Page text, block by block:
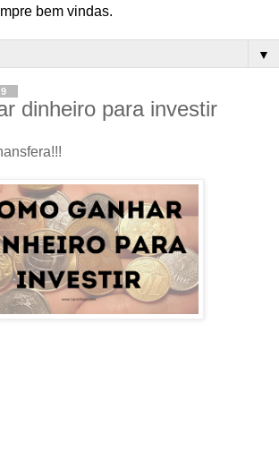
bem vindas.
▼
dinheiro para investir